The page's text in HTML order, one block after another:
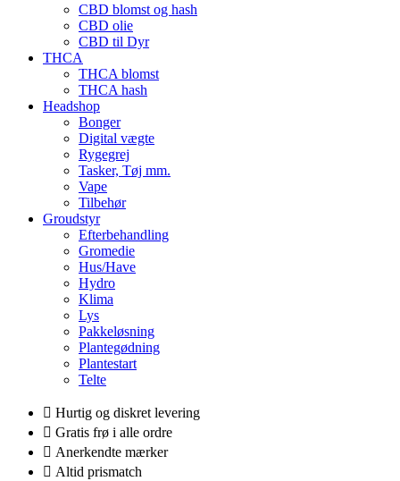
CBD blomst og hash
CBD olie
CBD til Dyr
THCA
THCA blomst
THCA hash
Headshop
Bonger
Digital vægte
Rygegrej
Tasker, Tøj mm.
Vape
Tilbehør
Groudstyr
Efterbehandling
Gromedie
Hus/Have
Hydro
Klima
Lys
Pakkeløsning
Plantegødning
Plantestart
Telte
Hurtig og diskret levering
Gratis frø i alle ordre
Anerkendte mærker
Altid prismatch